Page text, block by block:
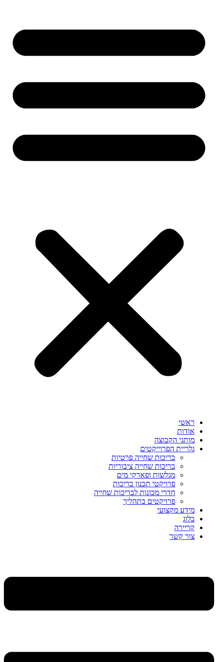
ראשי
אודות
מותגי הקבוצה
גלריית הפרוייקטים
בריכות שחייה פרטיות
בריכות שחייה ציבוריות
מגלשות ופארקי מים
פרויקטי תכנון בריכות
חדרי מכונות לבריכות שחייה
פרויקטים בתהליך
מידע מקצועי
בלוג
קריירה
צור קשר